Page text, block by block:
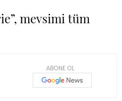
mevsimi tüm
ABONE OL